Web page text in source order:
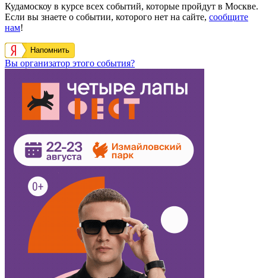
Кудамоскоу в курсе всех событий, которые пройдут в Москве.
Если вы знаете о событии, которого нет на сайте, сообщите
нам!
Напомнить
Вы организатор этого события?